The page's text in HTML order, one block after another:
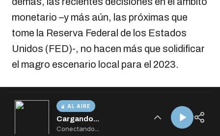
AL AIRE
Cargando...
Conectando...